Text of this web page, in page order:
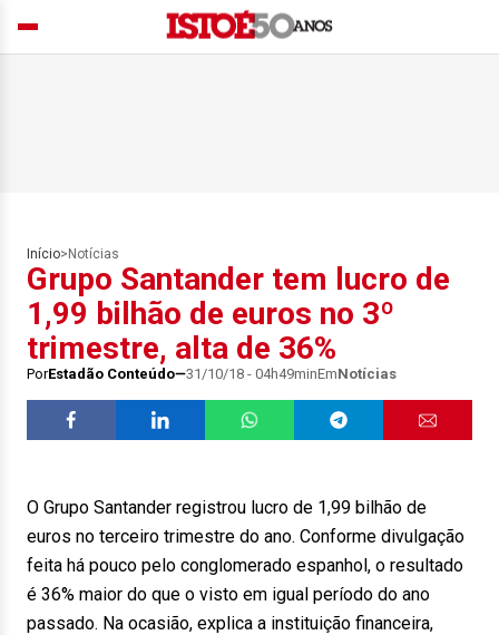
Início> Notícias
Grupo Santander tem lucro de
1,99 bilhão de euros no 3º
trimestre, alta de 36%
PorEstadão Conteúdo 31/10/18 - 04h49minEmNotícias
O Grupo Santander registrou lucro de 1,99 bilhão de
euros no terceiro trimestre do ano. Conforme divulgação
feita há pouco pelo conglomerado espanhol, o resultado
é 36% maior do que o visto em igual período do ano
passado. Na ocasião, explica a instituição financeira,